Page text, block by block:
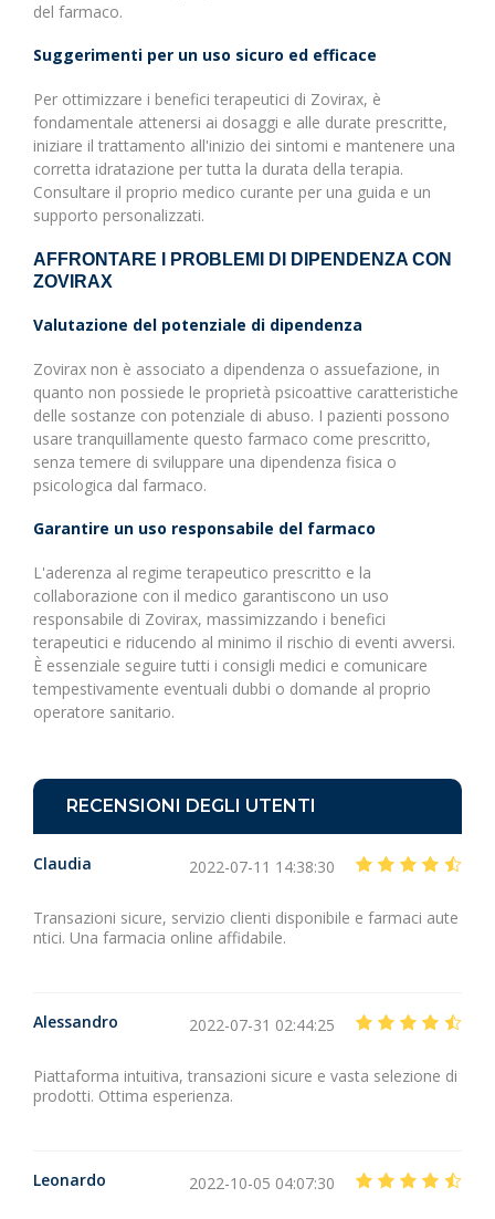
del farmaco.
Suggerimenti per un uso sicuro ed efficace
Per ottimizzare i benefici terapeutici di Zovirax, è
fondamentale attenersi ai dosaggi e alle durate prescritte,
iniziare il trattamento all'inizio dei sintomi e mantenere una
corretta idratazione per tutta la durata della terapia.
Consultare il proprio medico curante per una guida e un
supporto personalizzati.
AFFRONTARE I PROBLEMI DI DIPENDENZA CON
ZOVIRAX
Valutazione del potenziale di dipendenza
Zovirax non è associato a dipendenza o assuefazione, in
quanto non possiede le proprietà psicoattive caratteristiche
delle sostanze con potenziale di abuso. I pazienti possono
usare tranquillamente questo farmaco come prescritto,
senza temere di sviluppare una dipendenza fisica o
psicologica dal farmaco.
Garantire un uso responsabile del farmaco
L'aderenza al regime terapeutico prescritto e la
collaborazione con il medico garantiscono un uso
responsabile di Zovirax, massimizzando i benefici
terapeutici e riducendo al minimo il rischio di eventi avversi.
È essenziale seguire tutti i consigli medici e comunicare
tempestivamente eventuali dubbi o domande al proprio
operatore sanitario.
RECENSIONI DEGLI UTENTI
Claudia 2022-07-11 14:38:30
Transazioni sicure, servizio clienti disponibile e farmaci aute
ntici. Una farmacia online affidabile.
Alessandro 2022-07-31 02:44:25
Piattaforma intuitiva, transazioni sicure e vasta selezione di
prodotti. Ottima esperienza.
Leonardo 2022-10-05 04:07:30